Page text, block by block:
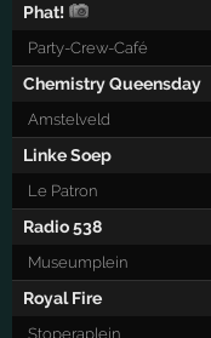
Phat!
Party-Crew-Café
Chemistry Queensday
Amstelveld
Linke Soep
Le Patron
Radio 538
Museumplein
Royal Fire
Stoperaplein